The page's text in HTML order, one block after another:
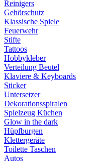
Reinigers
Gehörschutz
Klassische Spiele
Feuerwehr
Stifte
Tattoos
Hobbykleber
Verteilung Beutel
Klaviere & Keyboards
Sticker
Untersetzer
Dekorationsspiralen
Spielzeug Küchen
Glow in the dark
Hüpfburgen
Klettergeräte
Toilette Taschen
Autos